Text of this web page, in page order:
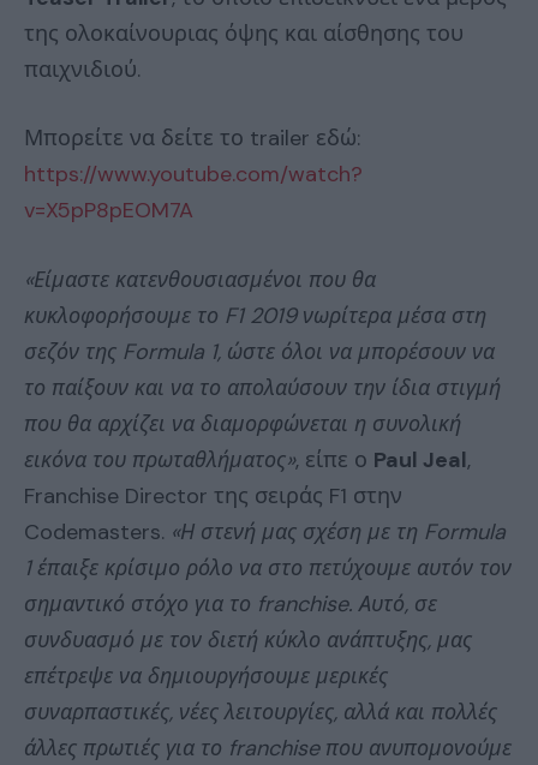
της ολοκαίνουριας όψης και αίσθησης του
παιχνιδιού.
Μπορείτε να δείτε το trailer εδώ:
https://www.youtube.com/watch?
v=X5pP8pEOM7A
«Είμαστε κατενθουσιασμένοι που θα
κυκλοφορήσουμε το F1 2019 νωρίτερα μέσα στη
σεζόν της Formula 1, ώστε όλοι να μπορέσουν να
το παίξουν και να το απολαύσουν την ίδια στιγμή
που θα αρχίζει να διαμορφώνεται η συνολική
εικόνα του πρωταθλήματος», είπε ο Paul Jeal,
Franchise Director της σειράς F1 στην
Codemasters. «Η στενή μας σχέση με τη Formula
1 έπαιξε κρίσιμο ρόλο να στο πετύχουμε αυτόν τον
σημαντικό στόχο για το franchise. Αυτό, σε
συνδυασμό με τον διετή κύκλο ανάπτυξης, μας
επέτρεψε να δημιουργήσουμε μερικές
συναρπαστικές, νέες λειτουργίες, αλλά και πολλές
άλλες πρωτιές για το franchise που ανυπομονούμε